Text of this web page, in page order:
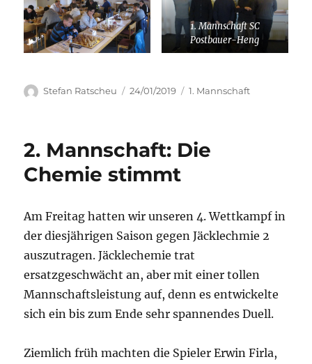
1. Mannschaft SC
Postbauer-Heng
Autor
Stefan Ratscheu
Veröffentlicht
24/01/2019 Kategorien
1. Mannschaft
2. Mannschaft: Die
Chemie stimmt
Am Freitag hatten wir unseren 4. Wettkampf in
der diesjährigen Saison gegen Jäcklechmie 2
auszutragen. Jäcklechemie trat
ersatzgeschwächt an, aber mit einer tollen
Mannschaftsleistung auf, denn es entwickelte
sich ein bis zum Ende sehr spannendes Duell.
Ziemlich früh machten die Spieler Erwin Firla,